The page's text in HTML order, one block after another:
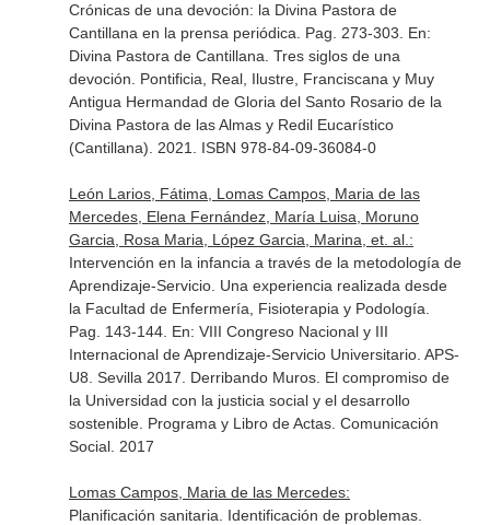
Crónicas de una devoción: la Divina Pastora de
Cantillana en la prensa periódica. Pag. 273-303. En:
Divina Pastora de Cantillana. Tres siglos de una
devoción . Pontificia, Real, Ilustre, Franciscana y Muy
Antigua Hermandad de Gloria del Santo Rosario de la
Divina Pastora de las Almas y Redil Eucarístico
(Cantillana). 2021. ISBN 978-84-09-36084-0
León Larios, Fátima, Lomas Campos, Maria de las
Mercedes, Elena Fernández, María Luisa, Moruno
Garcia, Rosa Maria, López Garcia, Marina, et. al.:
Intervención en la infancia a través de la metodología de
Aprendizaje-Servicio. Una experiencia realizada desde
la Facultad de Enfermería, Fisioterapia y Podología.
Pag. 143-144. En: VIII Congreso Nacional y III
Internacional de Aprendizaje-Servicio Universitario. APS-
U8. Sevilla 2017. Derribando Muros. El compromiso de
la Universidad con la justicia social y el desarrollo
sostenible. Programa y Libro de Actas. Comunicación
Social. 2017
Lomas Campos, Maria de las Mercedes:
Planificación sanitaria. Identificación de problemas.